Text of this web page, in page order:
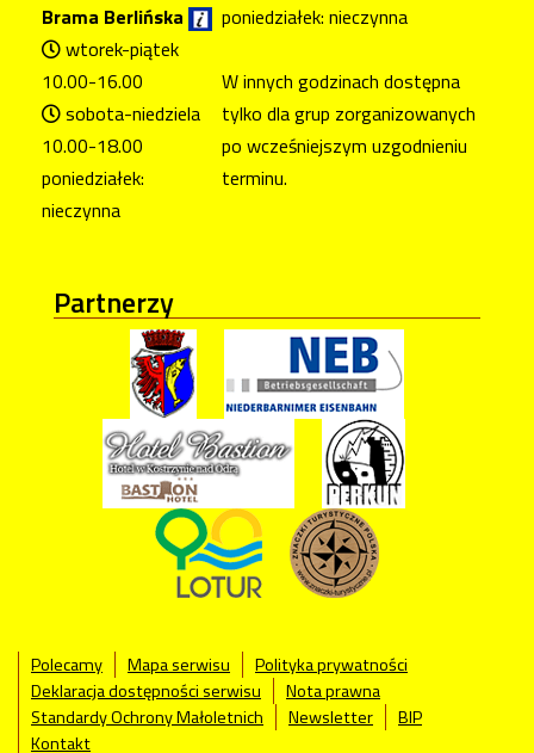
Brama Berlińska
wtorek-piątek
10.00-16.00
sobota-niedziela
10.00-18.00
poniedziałek:
nieczynna
poniedziałek: nieczynna
W innych godzinach dostępna
tylko dla grup zorganizowanych
po wcześniejszym uzgodnieniu
terminu.
Partnerzy
Polecamy Mapa serwisu
Polityka prywatności
Deklaracja dostępności serwisu
Nota prawna
Standardy Ochrony Małoletnich
Newsletter
BIP
Kontakt